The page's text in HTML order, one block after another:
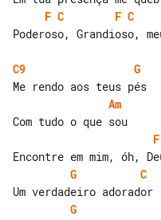
F C F C
Poderoso, Grandioso,
C9
G
Am
F
G
C
G